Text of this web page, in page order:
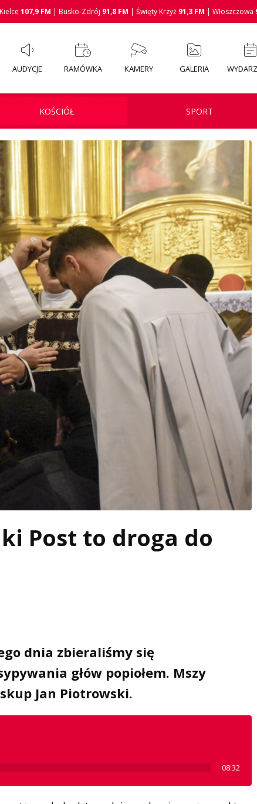
107,9 FM | Busko-Zdrój 91,8 FM | Święty Krzyż 91,3 FM | Włoszczowa
AUDYCJE RAMÓWKA KAMERY GALERIA
KOŚCIÓŁ SPORT
Post to droga do
dnia zbieraliśmy się
głów popiołem. Mszy
Jan Piotrowski.
08:32